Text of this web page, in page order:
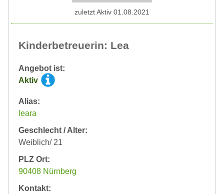
Kinderbetreuerin: Lea
Angebot ist:
Aktiv
Alias:
leara
Geschlecht / Alter:
Weiblich/ 21
PLZ Ort:
90408 Nürnberg
Kontakt:
zuletzt Aktiv 01.08.2021